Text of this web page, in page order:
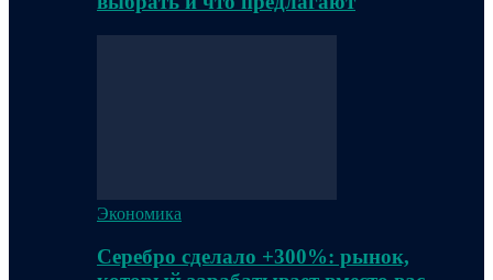
Экономика
Серебро сделало +300%: рынок,